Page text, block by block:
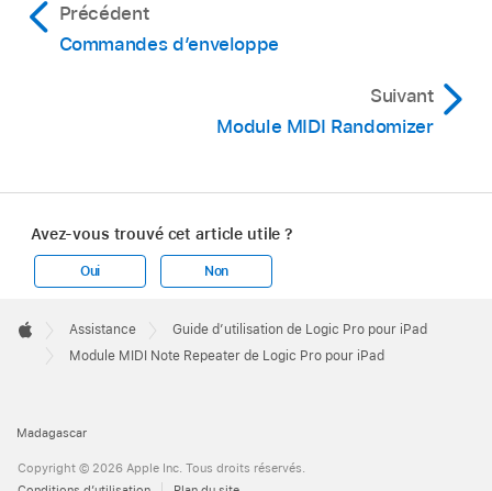
Précédent
Commandes d’enveloppe
Suivant
Module MIDI Randomizer
Avez-vous trouvé cet article utile ?
Oui Non
Footer

Apple
Assistance
Guide d’utilisation de Logic Pro pour iPad
Module MIDI Note Repeater de Logic Pro pour iPad
Madagascar
Copyright © 2026 Apple Inc. Tous droits réservés.